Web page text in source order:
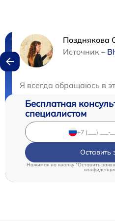
Позднякова
Источник –
Я всегда обращаюсь в
Нужна
Бесплатная
специалистом
Оставить
Нажимая на кнопку "Оставить